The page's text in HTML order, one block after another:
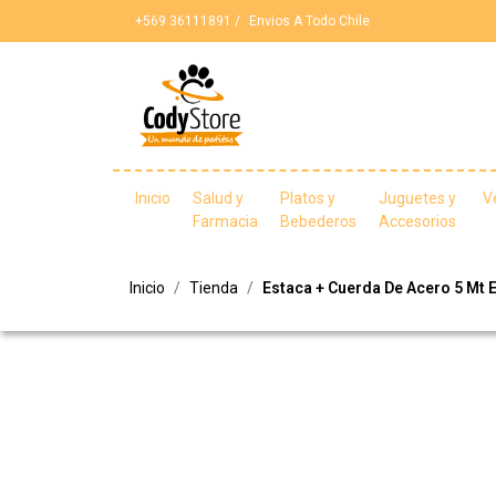
+569 36111891 / Envios A Todo Chile
Inicio
Salud y
Farmacia
Platos y
Bebederos
Juguetes y
Accesorios
Inicio Tienda Estaca + Cuerda De Acero 5 Mt